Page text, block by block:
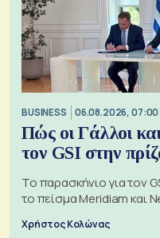
BUSINESS 06.08.2026, 07:00
Πώς οι Γάλλοι
τον GSI στην
Το παρασκήνιο για τον
το πείσμα Meridiam και
Χρήστος Κολώνας